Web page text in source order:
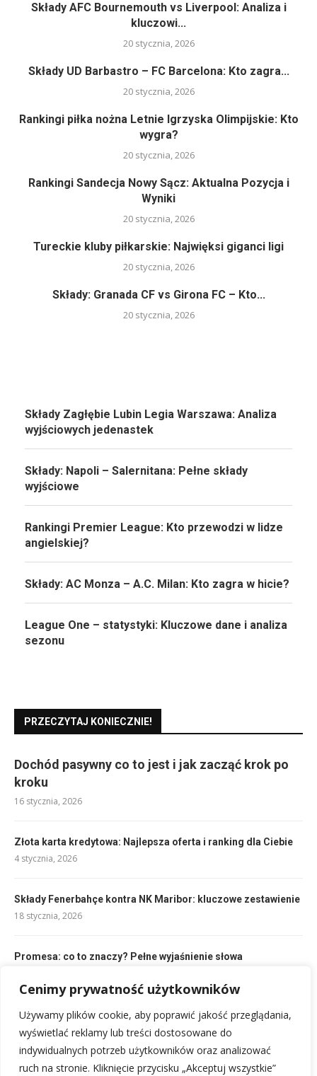
Cenimy prywatność użytkowników
Używamy plików cookie, aby poprawić jakość przeglądania,
wyświetlać reklamy lub treści dostosowane do
indywidualnych potrzeb użytkowników oraz analizować
ruch na stronie. Kliknięcie przycisku „Akceptuj wszystkie”
Składy AFC Bournemouth vs Liverpool: Analiza i
kluczowi...
20 stycznia, 2026
Składy UD Barbastro – FC Barcelona: Kto zagra...
20 stycznia, 2026
Rankingi piłka nożna Letnie Igrzyska Olimpijskie: Kto
wygra?
20 stycznia, 2026
Rankingi Sandecja Nowy Sącz: Aktualna Pozycja i
Wyniki
20 stycznia, 2026
Tureckie kluby piłkarskie: Najwięksi giganci ligi
20 stycznia, 2026
Składy: Granada CF vs Girona FC – Kto...
20 stycznia, 2026
Składy Zagłębie Lubin Legia Warszawa: Analiza
wyjściowych jedenastek
Składy: Napoli – Salernitana: Pełne składy
wyjściowe
Rankingi Premier League: Kto przewodzi w lidze
angielskiej?
Składy: AC Monza – A.C. Milan: Kto zagra w hicie?
League One – statystyki: Kluczowe dane i analiza
sezonu
PRZECZYTAJ KONIECZNIE!
Dochód pasywny co to jest i jak zacząć krok po
kroku
16 stycznia, 2026
Złota karta kredytowa: Najlepsza oferta i ranking dla Ciebie
4 stycznia, 2026
Składy Fenerbahçe kontra NK Maribor: kluczowe zestawienie
18 stycznia, 2026
Promesa: co to znaczy? Pełne wyjaśnienie słowa
Jak ustalana jest cena akcji na giełdzie: kluczowe czynniki i
mechanizmy
17 stycznia, 2026